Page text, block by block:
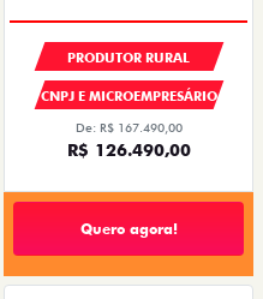
PRODUTOR RURAL
CNPJ E MICROEMPRESÁRIO
De: R$ 167.490,00
R$ 126.490,00
Quero agora!